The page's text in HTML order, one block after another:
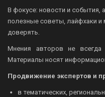
В фокусе: новости и события,
полезные советы, лайфхаки
доверять.
Мнения авторов не всегда
Материалы носят
Продвижение экспертов и
в тематических,